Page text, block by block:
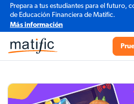
Prepara a tus estudiantes para el futuro,
de Educación Financiera de Matific.
Más información